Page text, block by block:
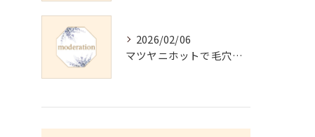
2026/02/06
マツヤニホットで毛穴・くすみ改善術